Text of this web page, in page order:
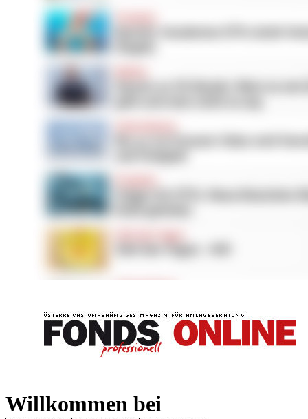
Willkommen bei